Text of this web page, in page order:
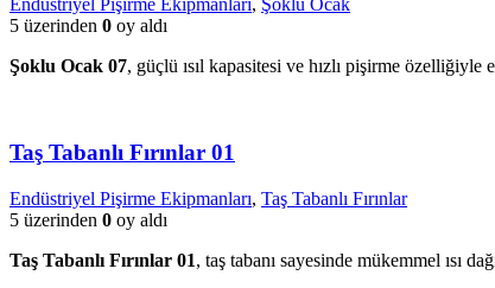
Endüstriyel Pişirme Ekipmanları, Şoklu Ocak
5 üzerinden 0 oy aldı
Şoklu Ocak 07, güçlü ısıl kapasitesi ve hızlı pişirme
Taş Tabanlı Fırınlar 01
Endüstriyel Pişirme Ekipmanları, Taş Tabanlı Fırınlar
5 üzerinden 0 oy aldı
Taş Tabanlı Fırınlar 01, taş tabanı sayesinde mükemmel ısı